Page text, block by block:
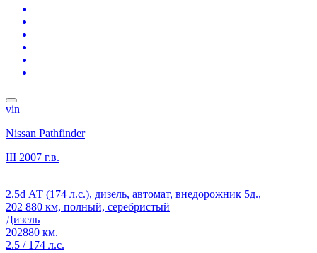
vin
Nissan Pathfinder
III 2007 г.в.
2.5d АТ (174 л.с.), дизель, автомат, внедорожник 5д.,
202 880 км, полный, серебристый
Дизель
202880 км.
2.5 / 174 л.с.